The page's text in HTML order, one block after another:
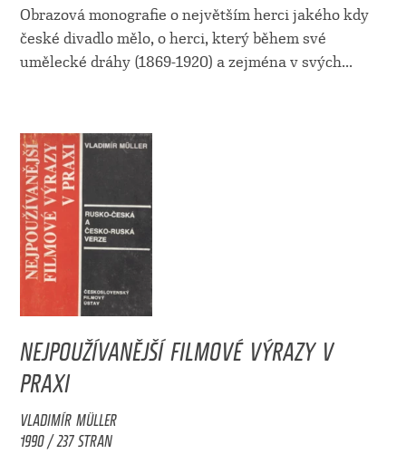
Obrazová monografie o největším herci jakého kdy
české divadlo mělo, o herci, který během své
umělecké dráhy (1869-1920) a zejména v svých...
NEJPOUŽÍVANĚJŠÍ FILMOVÉ VÝRAZY V
PRAXI
VLADIMÍR MÜLLER
1990 / 237 STRAN